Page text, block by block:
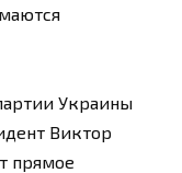
Украины
Виктор
прямое